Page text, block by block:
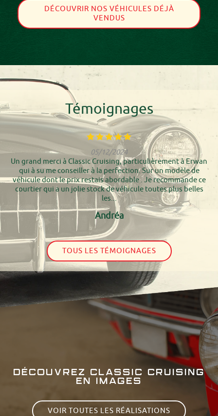
DÉCOUVRIR NOS VÉHICULES DÉJÀ
VENDUS
Témoignages
05/12/2024
Un grand merci à Classic Cruising, particulièrement à Erwan
qui à su me conseiller à la perfection. Sur un modèle de
véhicule dont le prix restais abordable . Je recommande ce
courtier qui a un jolie stock de véhicule toutes plus belles
les...
Andréa
TOUS LES TÉMOIGNAGES
DÉCOUVREZ CLASSIC CRUISING
EN IMAGES
VOIR TOUTES LES RÉALISATIONS